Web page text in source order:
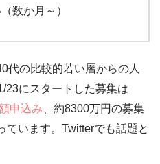
数か月～）
代の比較的若い層からの人
23にスタートした募集は
申込み 、約8300万円の募集
ています。Twitterでも話題と